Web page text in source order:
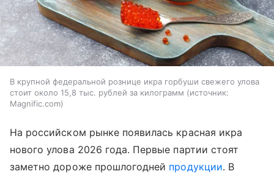
В крупной федеральной рознице икра горбуши свежего улова
стоит около 15,8 тыс. рублей за килограмм
источник:
Magnific.com
На российском рынке появилась красная икра
нового улова 2026 года. Первые партии стоят
заметно дороже прошлогодней продукции. В